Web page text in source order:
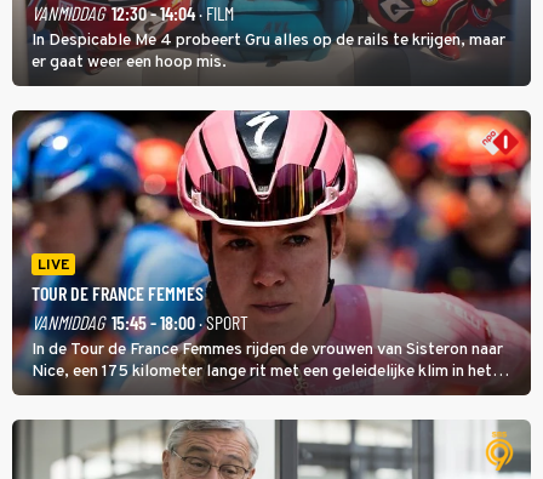
VANMIDDAG 12:30 - 14:04· FILM
In Despicable Me 4 probeert Gru alles op de rails te krijgen, maar
er gaat weer een hoop mis.
LIVE
TOUR DE FRANCE FEMMES
VANMIDDAG 15:45 - 18:00· SPORT
In de Tour de France Femmes rijden de vrouwen van Sisteron naar
Nice, een 175 kilometer lange rit met een geleidelijke klim in het
midden. Dat is mogelijk niet de zwaarste hindernis, dat is de
temperatuur. Het kan in Nice namelijk bloedheet worden.